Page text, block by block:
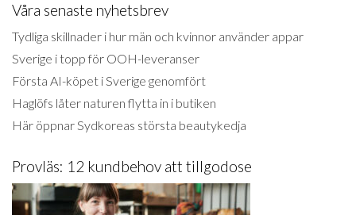
Våra senaste nyhetsbrev
Tydliga skillnader i hur män och kvinnor använder appar
Sverige i topp för OOH-leveranser
Första AI-köpet i Sverige genomfört
Haglöfs låter naturen flytta in i butiken
Här öppnar Sydkoreas största beautykedja
Provläs: 12 kundbehov att tillgodose